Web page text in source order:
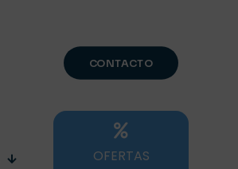
CONTACTO
OFERTAS